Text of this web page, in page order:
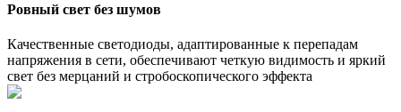
Ровный свет без шумов
Качественные светодиоды, адаптированные к перепадам
напряжения в сети, обеспечивают четкую видимость и яркий
свет без мерцаний и стробоскопического эффекта